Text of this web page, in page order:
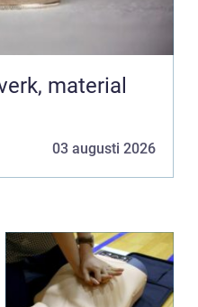
03 augusti 2026